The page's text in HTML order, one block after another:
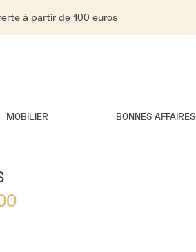
à partir de 100 euros
MOBILIER BONNES AFFAIRES